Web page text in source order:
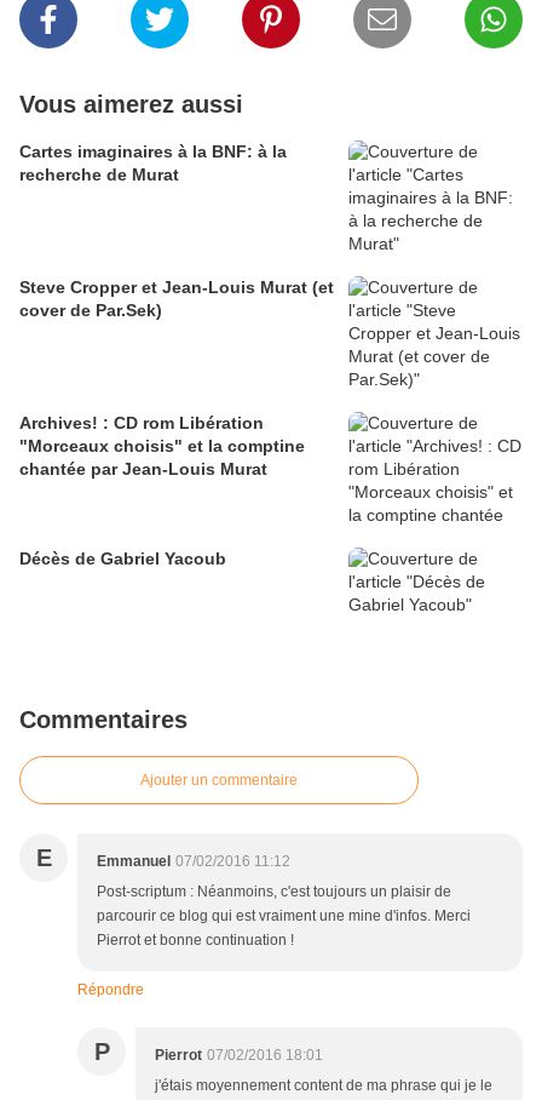
Vous aimerez aussi
Cartes imaginaires à la BNF: à la
recherche de Murat
Steve Cropper et Jean-Louis Murat (et
cover de Par.Sek)
Archives! : CD rom Libération
"Morceaux choisis" et la comptine
chantée par Jean-Louis Murat
Décès de Gabriel Yacoub
Commentaires
Ajouter un commentaire
E Emmanuel 07/02/2016 11:12
Post-scriptum : Néanmoins, c'est toujours un plaisir de
parcourir ce blog qui est vraiment une mine d'infos. Merci
Pierrot et bonne continuation !
Répondre
P Pierrot 07/02/2016 18:01
j'étais moyennement content de ma phrase qui je le